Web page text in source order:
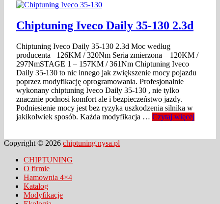
Chiptuning Iveco Daily 35-130 2.3d
Chiptuning Iveco Daily 35-130 2.3d Moc według
producenta –126KM / 320Nm Seria zmierzona – 120KM /
297NmSTAGE 1 – 157KM / 361Nm Chiptuning Iveco
Daily 35-130 to nic innego jak zwiększenie mocy pojazdu
poprzez modyfikację oprogramowania. Profesjonalnie
wykonany chiptuning Iveco Daily 35-130 , nie tylko
znacznie podnosi komfort ale i bezpieczeństwo jazdy.
Podniesienie mocy jest bez ryzyka uszkodzenia silnika w
jakikolwiek sposób. Każda modyfikacja … Czytaj więcej
Copyright © 2026 chiptuning.nysa.pl
CHIPTUNING
O firmie
Hamownia 4×4
Katalog
Modyfikacje